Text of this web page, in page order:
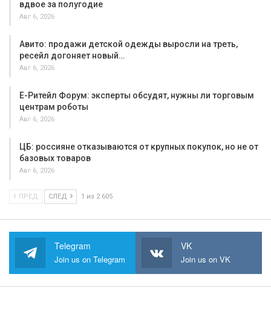
вдвое за полугодие
Авг 6, 2026
Авито: продажи детской одежды выросли на треть,
ресейл догоняет новый…
Авг 6, 2026
Е-Ритейл Форум: эксперты обсудят, нужны ли торговым
центрам роботы
Авг 6, 2026
ЦБ: россияне отказываются от крупных покупок, но не от
базовых товаров
Авг 6, 2026
ПРЕД СЛЕД 1 из 2 605
Telegram
Join us on Telegram
VK
Join us on VK